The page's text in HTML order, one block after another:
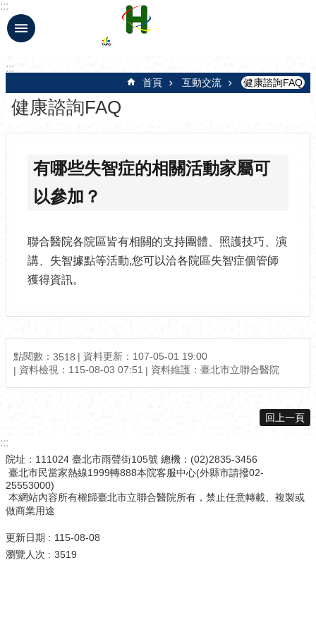
跳到主要內容區塊
:::
:::
首頁 互動交流 健康諮詢FAQ
健康諮詢FAQ
有哪些失智症的相關活動家屬可
以參加？
聯合醫院各院區皆有相關的支持團體、照護技巧、演
講、失智據點等活動,您可以洽各院區失智症個管師
獲得資訊。
點閱數： 3518
資料更新：107-05-01 19:00
資料檢視：115-08-03 07:51
資料維護：臺北市立聯合醫院
回上一頁
:::
院址：111024 臺北市雨聲街105號 總機：(02)2835-3456
臺北市民當家熱線1999轉888本院客服中心(外縣市請撥02-
25553000)
本網站內容所有權歸臺北市立聯合醫院所有，禁止任意轉載、複製或
做商業用途
更新日期
115-08-08
瀏覽人次
3519